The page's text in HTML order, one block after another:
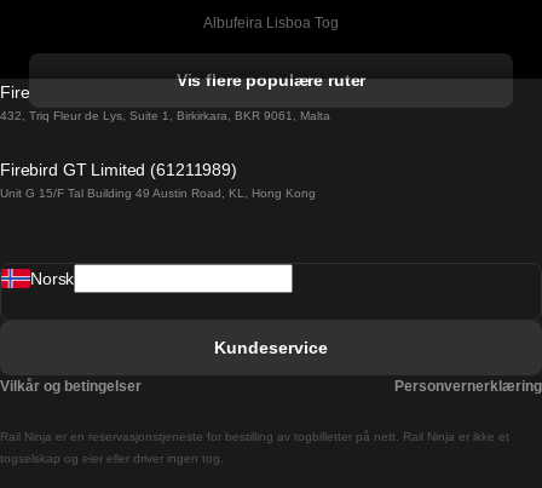
Albufeira Lisboa Tog
Barcelona Madrid Tog
Barcelona Sevilla Tog
Budapest Prague Tog
Vis flere populære ruter
Firebird GT Limited (OC 1451)
432, Triq Fleur de Lys, Suite 1, Birkirkara, BKR 9061, Malta
Firebird GT Limited (61211989)
Unit G 15/F Tal Building 49 Austin Road, KL, Hong Kong
Rail Ninja er en reservasjons­tjeneste for bestilling av togbilletter på nett. Rail Ninja er ikke et
togselskap og eier eller driver ingen tog.
Norsk
Kundeservice
Vilkår og betingelser Personvernerklæring